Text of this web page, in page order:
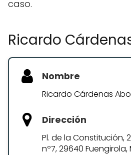
caso.
Ricardo
Nombre
Ricardo Cárdenas
Dirección
Pl. de la Constitución,
nº7, 29640